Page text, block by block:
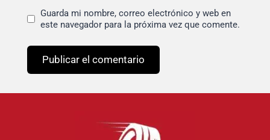
Guarda mi nombre, correo electrónico y web en
este navegador para la próxima vez que comente.